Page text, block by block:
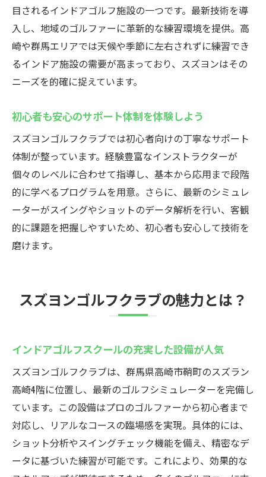
目されるインドアゴルフ施設の一つです。最新技術を導
入し、地域のゴルファーに革新的な練習環境を提供。高
崎や群馬エリアでは天候や季節に左右されずに練習でき
るインドア施設の需要が高まっており、スズヨンはその
ニーズを的確に捉えています。
初心者も安心のサポート体制を体験しよう
スズヨンゴルフクラブでは初心者向けの丁寧なサポート
体制が整っています。経験豊富なインストラクターが
個々のレベルに合わせて指導し、基本から応用まで段階
的に学べるプログラムを用意。さらに、最新のシミュレ
ーターがスイングやショットのデータ解析を行い、客観
的に課題を把握しやすいため、初心者も安心して技術を
磨けます。
スズヨンゴルフクラブの魅力とは？
インドアゴルフスクールの充実した設備が人気
スズヨンゴルフクラブは、群馬県高崎市鞘町のスズラン
高崎4階に位置し、最新のゴルフシミュレーターを完備し
ています。この設備はプロのゴルファーから初心者まで
対応し、リアルなコースの臨場感を実現。具体的には、
ショット分析やスイングチェック機能を備え、精密なデ
ータに基づいた練習が可能です。これにより、効果的な